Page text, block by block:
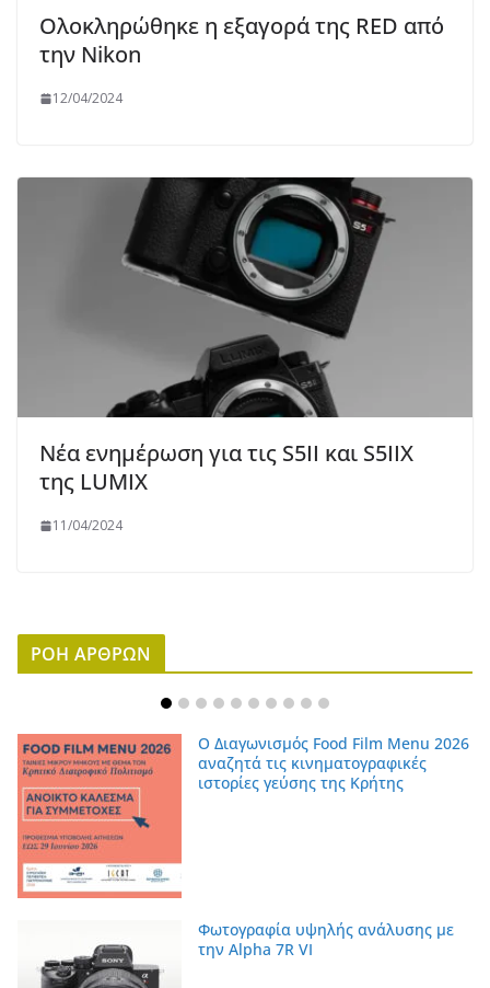
Ολοκληρώθηκε η εξαγορά της RED από
την Nikon
12/04/2024
Νέα ενημέρωση για τις S5II και S5IIX
της LUMIX
11/04/2024
ΡΟΗ ΑΡΘΡΩΝ
Ο Διαγωνισμός Food Film Menu 2026
αναζητά τις κινηματογραφικές
ιστορίες γεύσης της Κρήτης
Φωτογραφία υψηλής ανάλυσης με
την Alpha 7R VI